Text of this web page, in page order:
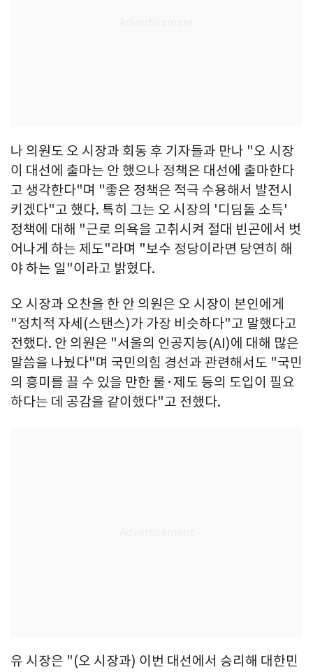
나 의원도 오 시장과 회동 후 기자들과 만나 "오 시장
이 대선에 출마는 안 했으나 정책은 대선에 출마한다
고 생각한다"며 "좋은 정책은 적극 수용해서 발전시
키겠다"고 했다. 특히 그는 오 시장의 '디딤돌 소득'
정책에 대해 "근로 의욕을 고취시켜 절대 빈곤에서 벗
어나게 하는 제도"라며 "보수 정당이라면 당연히 해
야 하는 일"이라고 밝혔다.
오 시장과 오찬을 한 안 의원은 오 시장이 본인에게
"정치적 자세(스탠스)가 가장 비슷하다"고 말했다고
전했다. 안 의원은 "서울의 인공지능(AI)에 대해 많은
말씀을 나눴다"며 국민의힘 경선과 관련해서도 "국민
의 흥미를 끌 수 있을 만한 룰·제도 등의 도입이 필요
하다는 데 공감을 같이했다"고 전했다.
유 시장은 "(오 시장과) 이번 대선에서 승리해 대한민